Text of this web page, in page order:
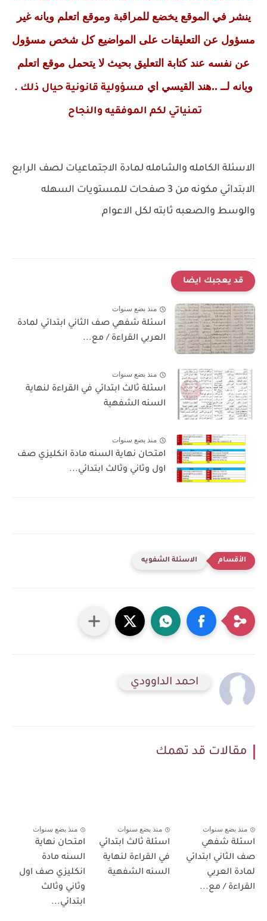
ينشر في الموقع يخضع للمراقبة وموقع اتعلم ويانه غير
مسؤول عن التعليقات على المواضيع كل شخص مسؤول
عن نفسه عند كتابة التعليق بحيث لا يتحمل موقع اتعلم
ويانه لــ ..هند القيسي اي مسؤولية قانونية حيال ذلك .
تمنياتي لكم الموفقيه والنجاح
الاسئلة الكامله والشامله لمادة الاجتماعيات لصف الرابع
الابتدائي مكونه من 3 صفحات للمستويات السهله
والوسط والصعبه ثابته لكل الاعوام
قد يعجبك ايضا
منذ بضع سنوات
اسئلة شفهي صف الثاني ابتدائي لمادة
العربي القراءة / مع...
منذ بضع سنوات
اسئلة ثالث ابتدائي في القراءة لنهاية
السنه الشفهية
منذ بضع سنوات
امتحان نهاية السنه مادة انكليزي صف
اول وثاني وثالث ابتدائي...
الاسئلة الشفويه
احمد الداوودي
مقالات قد تهمك
منذ بضع سنوات
اسئلة شفهي
صف الثاني ابتدائي
لمادة العربي
القراءة / مع...
منذ بضع سنوات
اسئلة ثالث ابتدائي
في القراءة لنهاية
السنه الشفهية
منذ بضع سنوات
امتحان نهاية
السنه مادة
انكليزي صف اول
وثاني وثالث
ابتدائي...